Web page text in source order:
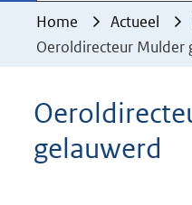
geweigerd.
Home Actueel
Oeroldirecteur Mulder
gelauwerd